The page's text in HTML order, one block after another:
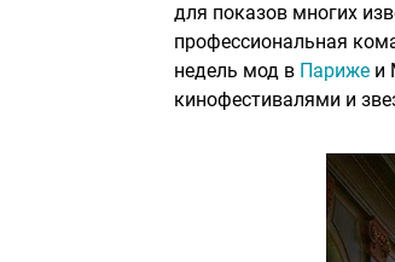
для показов многих
профессиональная
недель мод в Париже и
кинофестивалями и